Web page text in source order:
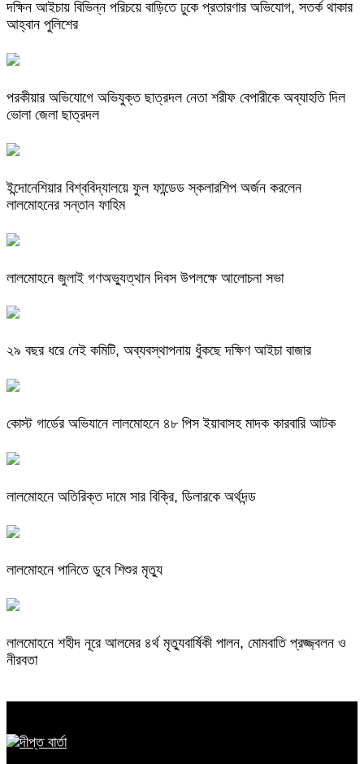
দক্ষিন আইচায় ‎বিভিন্ন পরিচয়ে বাড়িতে ঢুকে প্রতারণার অভিযোগ, সতর্ক থাকার
আহ্বান পুলিশের
পরকীয়ার অভিযোগে অভিযুক্ত ছাত্রদল নেতা শরীফ বেপারীকে অব্যাহতি দিল
ভোলা জেলা ছাত্রদল
ইন্দোনেশিয়ার বিশ্ববিদ্যালয়ে ফুল ফান্ডেড স্কলারশিপ অর্জন করলেন
লালমোহনের সন্তান ফাহিম
লালমোহনে জুলাই গণঅভ্যুত্থান দিবস উপলক্ষে আলোচনা সভা
২৯ বছর ধরে নেই কমিটি, অব্যবস্থাপনায় ধুঁকছে দক্ষিণ আইচা বাজার
কোস্ট গার্ডের অভিযানে লালমোহনে ৪৮ পিস ইয়াবাসহ মাদক কারবারি আটক
লালমোহনে অতিরিক্ত দামে সার বিক্রি, ডিলারকে অর্থদন্ড
লালমোহনে পানিতে ডুবে শিশুর মৃত্যু
লালমোহনে শহীদ নূরে আলমের ৪র্থ মৃত্যুবার্ষিকী পালন, মোমবাতি প্রজ্জ্বলন ও
নীরবতা